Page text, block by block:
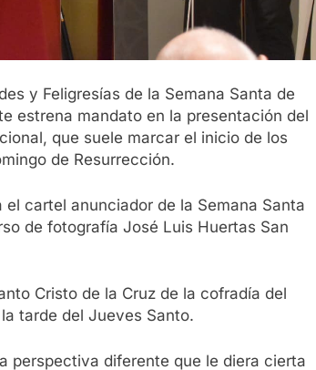
y Feligresías de la Semana Santa de
estrena mandato en la presentación del
que suele marcar el inicio de los
de Resurrección.
el cartel anunciador de la Semana Santa
de fotografía José Luis Huertas San
Cristo de la Cruz de la cofradía del
tarde del Jueves Santo.
perspectiva diferente que le diera cierta